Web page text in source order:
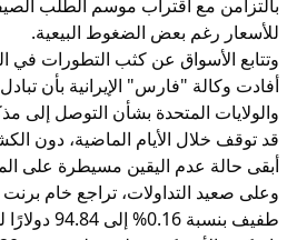
بالتزامن مع اقتراب موسم الطلب
للأسعار رغم بعض الضغوط البيعية.
وتتابع الأسواق عن كثب التطورات في
أفادت وكالة "فارس" الإيرانية بأن
والولايات المتحدة بشأن التوصل إلى
قد توقف خلال الأيام الماضية، دون
أبقى حالة عدم اليقين مسيطرة على
وعلى صعيد التداولات، تراجع خام
طفيف بنسبة